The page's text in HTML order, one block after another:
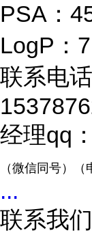
PSA：
LogP：
联系电
经理qq
（微信同号）
...
联系我们